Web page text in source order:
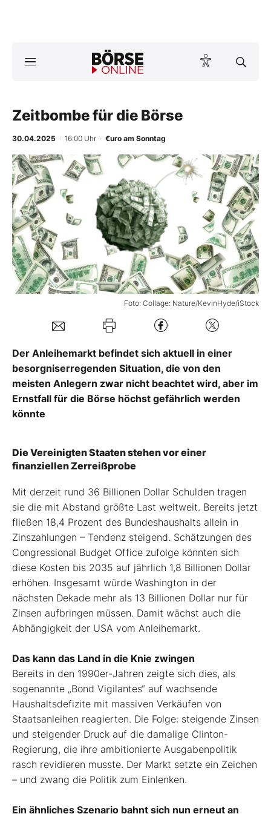
ktuelle Ausgabe BÖRSE ONLINE lesen
News
Anlageprodukte
Finanz-Check
Abo & Shop
BO-Musterdepots
Experten
Mein B:O
Folgen Sie uns
Kontakt
Zeitbombe für die Börse
30.04.2025 · 16:00 Uhr · €uro am Sonntag
Foto: Collage: Nature/KevinHyde/iStock
Der Anleihemarkt befindet sich aktuell in einer
besorgniserregenden Situation, die von den
meisten Anlegern zwar nicht beachtet wird, aber im
Ernstfall für die Börse höchst gefährlich werden
könnte
Die Vereinigten Staaten stehen vor einer
finanziellen Zerreißprobe
Mit derzeit rund 36 Billionen Dollar Schulden tragen
sie die mit Abstand größte Last weltweit. Bereits jetzt
fließen 18,4 Prozent des Bundeshaushalts allein in
Zinszahlungen – Tendenz steigend. Schätzungen des
Congressional Budget Office zufolge könnten sich
diese Kosten bis 2035 auf jährlich 1,8 Billionen Dollar
erhöhen. Insgesamt würde Washington in der
nächsten Dekade mehr als 13 Billionen Dollar nur für
Zinsen aufbringen müssen. Damit wächst auch die
Abhängigkeit der USA vom Anleihemarkt.
Das kann das Land in die Knie zwingen
Bereits in den 1990er-Jahren zeigte sich dies, als
sogenannte „Bond Vigilantes“ auf wachsende
Haushaltsdefizite mit massiven Verkäufen von
Staatsanleihen reagierten. Die Folge: steigende Zinsen
und steigender Druck auf die damalige Clinton-
Regierung, die ihre ambitionierte Ausgabenpolitik
rasch revidieren musste. Der Markt setzte ein Zeichen
– und zwang die Politik zum Einlenken.
Ein ähnliches Szenario bahnt sich nun erneut an